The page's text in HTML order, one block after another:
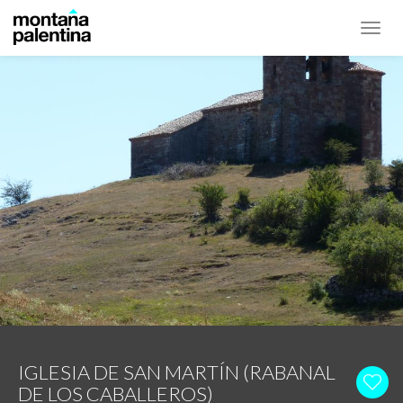
IGLESIA DE SAN MARTÍN (RABANAL
DE LOS CABALLEROS)